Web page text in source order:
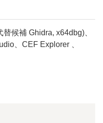
候補 Ghidra, x64dbg)、
、CEF Explorer 、